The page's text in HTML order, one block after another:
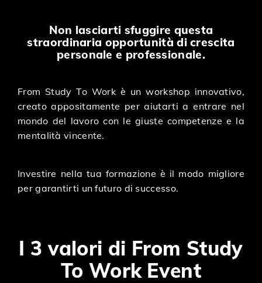
Non lasciarti sfuggire questa
straordinaria opportunità di crescita
personale e professionale.
From Study To Work è un workshop innovativo,
creato appositamente per aiutarti a entrare nel
mondo del lavoro con le giuste competenze e la
mentalità vincente.
Investire nella tua formazione è il modo migliore
per garantirti un futuro di successo.
I 3 valori di From Study
To Work Event